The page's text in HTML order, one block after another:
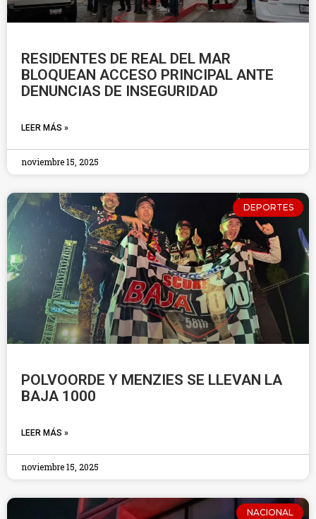
RESIDENTES DE REAL DEL MAR
BLOQUEAN ACCESO PRINCIPAL ANTE
DENUNCIAS DE INSEGURIDAD
LEER MÁS »
noviembre 15, 2025
DEPORTES
POLVOORDE Y MENZIES SE LLEVAN LA
BAJA 1000
LEER MÁS »
noviembre 15, 2025
NACIONAL